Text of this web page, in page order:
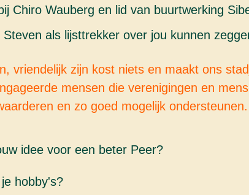
Chiro Wauberg en lid van buurtwerking
Steven als lijsttrekker over jou kunnen
vriendelijk zijn kost niets en maakt ons
mensen die verenigingen en
en zo goed mogelijk ondersteunen.
idee voor een beter Peer?
hobby's?